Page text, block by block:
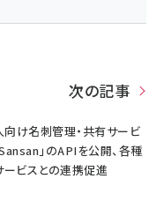
次の記事
向け名刺管理・共有サービ
Sansan」のAPIを公開、各種
ービスとの連携促進